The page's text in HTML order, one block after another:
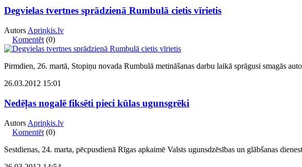
Degvielas tvertnes sprādzienā Rumbulā cietis vīrietis
Autors Apriņķis.lv
Komentēt (0)
Pirmdien, 26. martā, Stopiņu novada Rumbulā metināšanas darbu laikā sprāgusi smagās
26.03.2012 15:01
Nedēļas nogalē fiksēti pieci kūlas ugunsgrēki
Autors Apriņķis.lv
Komentēt (0)
Sestdienas, 24. marta, pēcpusdienā Rīgas apkaimē Valsts ugunsdzēsības un glābšanas